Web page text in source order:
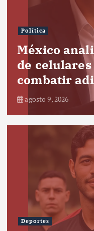
Política
México
de
combatir
agosto 9, 2026
Deportes